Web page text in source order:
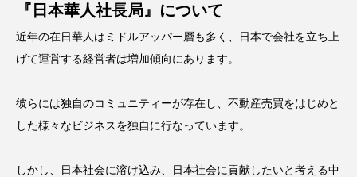
『日本華人社長局』について
近年の在日華人はミドルアッパー層も多く、日本で会社を立ち上
げて運営する経営者は増加傾向にあります。
彼らには独自のコミュニティーが存在し、不動産売買をはじめと
した様々なビジネスを独自に行なっています。
しかし、日本社会に溶け込み、日本社会に貢献したいと考える中